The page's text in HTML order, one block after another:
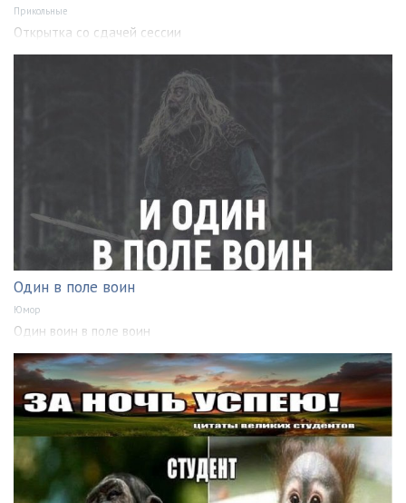
Прикольные
Открытка со сдачей сессии
Один в поле воин
Юмор
Один воин в поле воин